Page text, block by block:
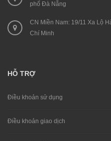
phố Đà Nẵng
CN Miền Nam: 19/11 Xa Lộ
Chí Minh
HỖ TRỢ
Điều khoản sử dụng
Điều khoản giao dịch